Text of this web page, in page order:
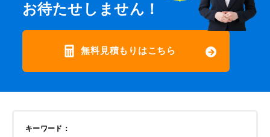
お待たせしません！
無料見積もりはこちら
キーワード ：